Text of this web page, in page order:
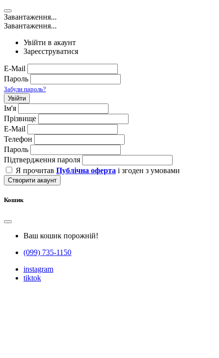
Завантаження...
Завантаження...
Увійти в акаунт
Зареєструватися
E-Mail
Пароль
Забули пароль?
Увійти
Ім'я
Прізвище
E-Mail
Телефон
Пароль
Підтвердження пароля
Я прочитав Публічна оферта і згоден з умовами
Створити акаунт
Кошик
Ваш кошик порожній!
(099) 735-1150
instagram
tiktok